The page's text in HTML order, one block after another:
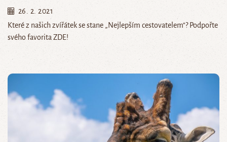
26. 2. 2021
Které z našich zvířátek se stane „Nejlepším cestovatelem“? Podpořte
svého favorita ZDE!